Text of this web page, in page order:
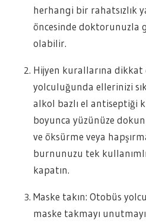
herhangi bir rahatsızlık
öncesinde doktorunuzla
olabilir.
Hijyen kurallarına dikkat
yolculuğunda ellerinizi
alkol bazlı el antiseptiği
boyunca yüzünüze
ve öksürme veya
burnunuzu tek
kapatın.
Maske takın: Otobüs
maske takmayı